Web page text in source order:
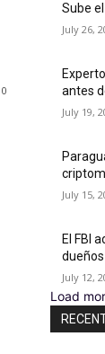
0
Sube
July 26,
antes
July 19,
July 15,
El FBI
July 12,
Load